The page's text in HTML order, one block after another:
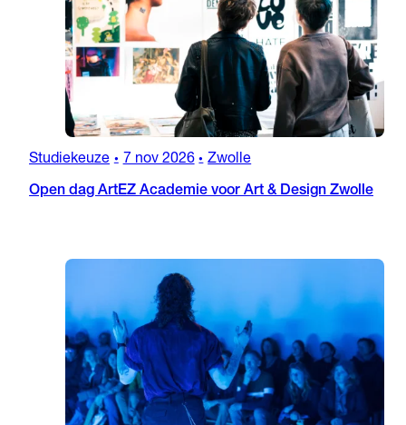
Studiekeuze • 7 nov 2026 • Zwolle
Open dag ArtEZ Academie voor Art & Design Zwolle